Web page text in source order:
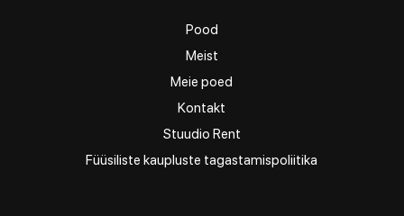
Pood
Meist
Meie poed
Kontakt
Stuudio Rent
Füüsiliste kaupluste tagastamispoliitika